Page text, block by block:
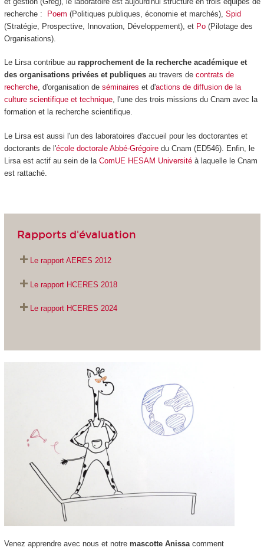
recherche :
Poem (Politiques publiques, économie et marchés), Spid
(Stratégie, Prospective, Innovation, Développement), et Po(Pilotage des
Organisations).
Le Lirsa contribue au rapprochement de la recherche académique et
des organisations privées et publiquesau travers de contrats de
recherche, d'organisation de séminaires et d'actions de diffusion de la
culture scientifique et technique, l'une des trois missions du Cnam avec la
formation et la recherche scientifique.
Le Lirsa est aussi l'un des laboratoires d'accueil pour les doctorantes et
doctorants de l'école doctorale Abbé-Grégoiredu Cnam (ED546). Enfin, le
Lirsa est actif au sein de la ComUE HESAM Universitéà laquelle le Cnam
est rattaché.
Rapports d'évaluation
Le rapport AERES 2012
Le rapport HCERES 2018
Le rapport HCERES 2024
Venez apprendre avec nous et notre mascotte Anissa comment